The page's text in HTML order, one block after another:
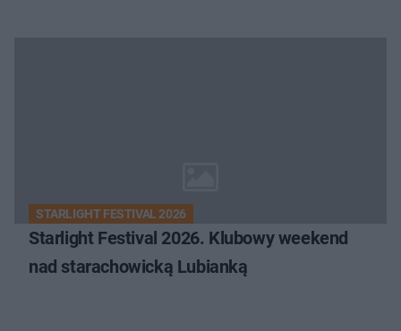
STARLIGHT FESTIVAL 2026
Starlight Festival 2026. Klubowy weekend
nad starachowicką Lubianką